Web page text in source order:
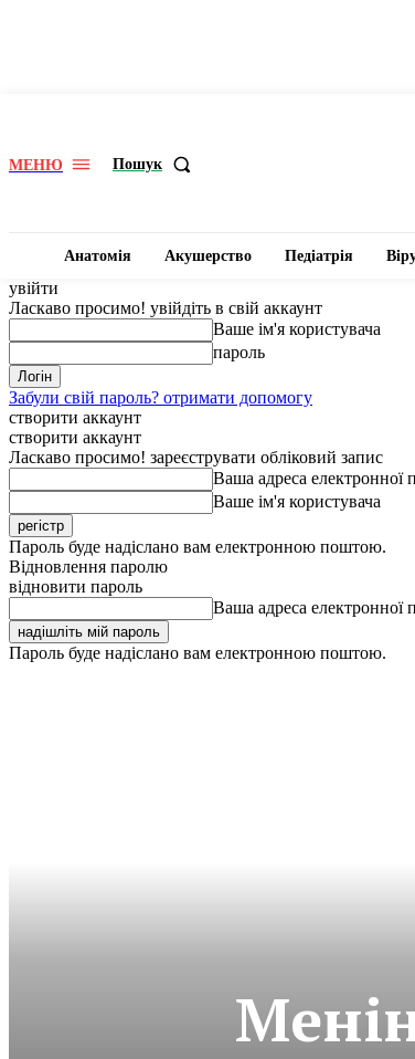
МЕНЮ Пошук
Анатомія Акушерство Педіатрія
увійти
Ласкаво просимо! увійдіть в свій аккаунт
Ваше ім'я користувача
пароль
Забули свій пароль? отримати допомогу
створити аккаунт
створити аккаунт
Ласкаво просимо! зареєструвати обліковий запис
Ваша адреса електронної
Ваше ім'я користувача
Пароль буде надіслано вам електронною поштою.
Відновлення паролю
відновити пароль
Ваша адреса електронної
Пароль буде надіслано вам електронною поштою.